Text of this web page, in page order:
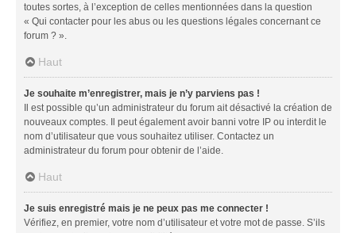
toutes sortes, à l’exception de celles mentionnées dans la question
« Qui contacter pour les abus ou les questions légales concernant ce
forum ? ».
Haut
Je souhaite m’enregistrer, mais je n’y parviens pas !
Il est possible qu’un administrateur du forum ait désactivé la création de
nouveaux comptes. Il peut également avoir banni votre IP ou interdit le
nom d’utilisateur que vous souhaitez utiliser. Contactez un
administrateur du forum pour obtenir de l’aide.
Haut
Je suis enregistré mais je ne peux pas me connecter !
Vérifiez, en premier, votre nom d’utilisateur et votre mot de passe. S’ils